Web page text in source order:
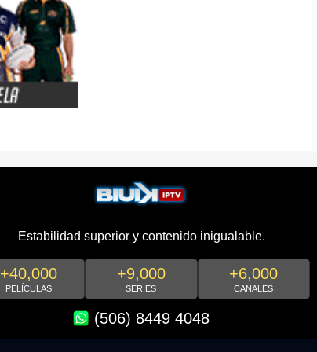
Estabilidad superior y contenido inigualable.
+40,000
PELÍCULAS
+9,000
SERIES
+6,000
CANALES
(506) 8449 4048